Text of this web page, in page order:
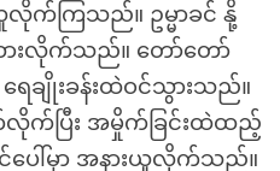
က်ကြသည်။ ဥမ္မာခင် နို့
းလိုက်သည်။ တော်တော်
ရေချိုးခန်းထဲဝင်သွားသည်။
ပြီး အမှိုက်ခြင်းထဲထည့်
ပေါ်မှာ အနားယူလိုက်သည်။